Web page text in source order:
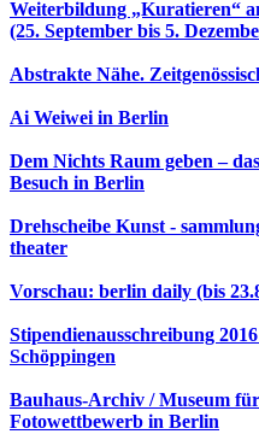
Weiterbildung „Kuratieren“
(25. September bis 5.
Abstrakte Nähe.
Ai Weiwei in Berlin
Dem Nichts Raum geben –
Besuch in Berlin
Drehscheibe Kunst -
theater
Vorschau: berlin daily (bis
Stipendienausschreibung
Schöppingen
Bauhaus-Archiv / Museum
Fotowettbewerb in Berlin